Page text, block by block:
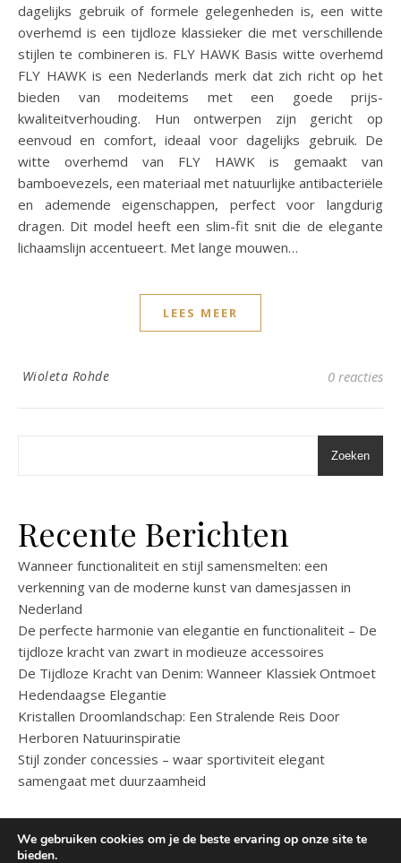
dagelijks gebruik of formele gelegenheden is, een witte
overhemd is een tijdloze klassieker die met verschillende
stijlen te combineren is. FLY HAWK Basis witte overhemd
FLY HAWK is een Nederlands merk dat zich richt op het
bieden van modeitems met een goede prijs-
kwaliteitverhouding. Hun ontwerpen zijn gericht op
eenvoud en comfort, ideaal voor dagelijks gebruik. De
witte overhemd van FLY HAWK is gemaakt van
bamboevezels, een materiaal met natuurlijke antibacteriële
en ademende eigenschappen, perfect voor langdurig
dragen. Dit model heeft een slim-fit snit die de elegante
lichaamslijn accentueert. Met lange mouwen…
LEES MEER
Wioleta Rohde 0 reacties
Zoeken
Recente Berichten
Wanneer functionaliteit en stijl samensmelten: een
verkenning van de moderne kunst van damesjassen in
Nederland
De perfecte harmonie van elegantie en functionaliteit – De
tijdloze kracht van zwart in modieuze accessoires
De Tijdloze Kracht van Denim: Wanneer Klassiek Ontmoet
Hedendaagse Elegantie
Kristallen Droomlandschap: Een Stralende Reis Door
Herboren Natuurinspiratie
Stijl zonder concessies – waar sportiviteit elegant
samengaat met duurzaamheid
We gebruiken cookies om je de beste ervaring op onze site te
bieden.